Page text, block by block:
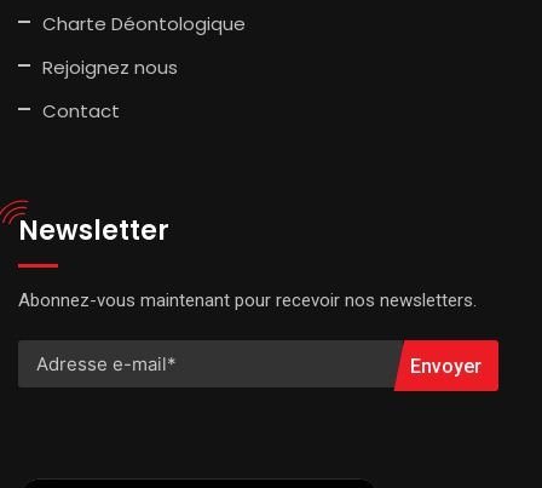
Charte Déontologique
Rejoignez nous
Contact
Newsletter
Abonnez-vous maintenant pour recevoir nos newsletters.
Envoyer